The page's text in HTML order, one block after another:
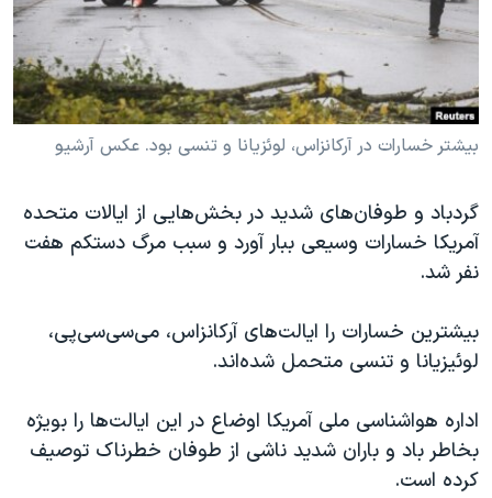
فرهنگ و زندگی
حقوق شهروندی
اقتصادی
علم و فناوری
گالری عکس
آرشیو پخش زنده
مستندها
انتخابات ریاست جمهوری آمریکا ۲۰۲۴
حمله جمهوری اسلامی به اسرائیل
رمز مهسا
اعتراضات زن، زندگی، آزادی
مجموعه مستندهای دادخواهی
دادگاه حمید نوری
چهل سال گروگان‌گیری
قانون شفافیت دارائی کادر رهبری ایران
اعتراضات مردمی آبان ۹۸
دنبال کنید
بیشتر خسارات در آرکانزاس، لوئزیانا و تنسی بود. عکس آرشیو
گردباد و طوفان‌های شدید در بخش‌هایی از ایالات متحده
آمریکا خسارات وسیعی ببار آورد و سبب مرگ دستکم هفت
نفر شد.
بیشترین خسارات را ایالت‌های آرکانزاس، می‌سی‌سی‌پی،
لوئیزیانا و تنسی متحمل شده‌اند.
اداره هوا‌شناسی ملی آمریکا اوضاع در این ایالت‌ها را بویژه
بخاطر باد و باران شدید ناشی از طوفان خطرناک توصیف
کرده است.